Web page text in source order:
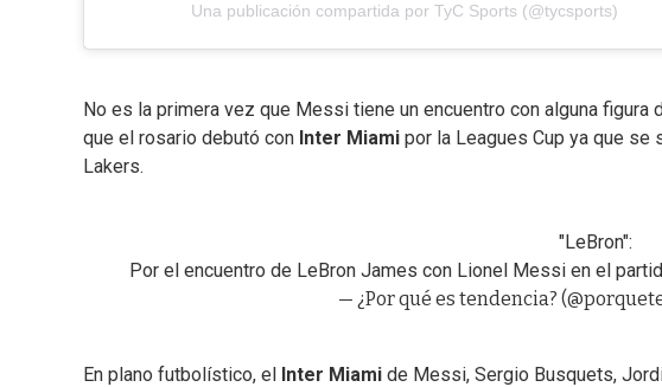
Una publicación compartida por TyC Sports (@tycsports)
No es la primera vez que Messi tiene un encuentro con alguna figura
que el rosario debutó con Inter Miami por la Leagues Cup ya que
Lakers.
"LeBron":
Por el encuentro de LeBron James con Lionel Messi en el
— ¿Por qué es tendencia?
En plano futbolístico, el Inter Miami de Messi, Sergio Busquets,